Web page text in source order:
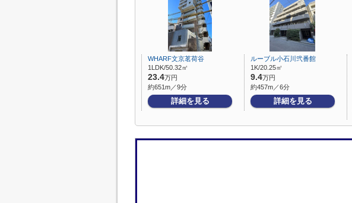
WHARF文京茗荷谷
1LDK/50.32㎡
23.4万円
約651m／9分
詳細を見る
ルーブル小石川弐番館
1K/20.25㎡
9.4万円
約457m／6分
詳細を見る